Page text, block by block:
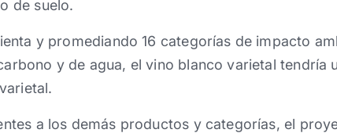
de suelo.
y promediando 16 categorías de impacto
y de agua, el vino blanco varietal tendría
a los demás productos y categorías, el